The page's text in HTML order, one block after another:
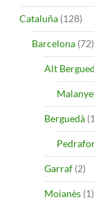
Cataluña (128)
Barcelona (72)
Alt
Berguedà
Garraf (2)
Moianès (1)